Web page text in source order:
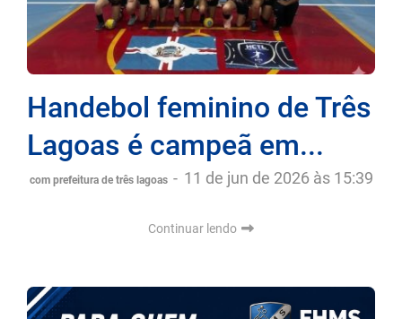
Handebol feminino de Três
Lagoas é campeã em...
com prefeitura de três lagoas - 11 de jun de 2026 às 15:39
Continuar lendo